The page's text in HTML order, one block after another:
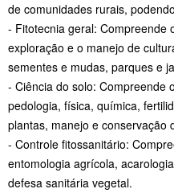
de comunidades rurais,
- Fitotecnia geral: Compreende
exploração e o manejo de
sementes e mudas, parques e
- Ciência do solo: Compreende
pedologia, física, química,
plantas, manejo e conservação
- Controle fitossanitário:
entomologia agrícola,
defesa sanitária vegetal.